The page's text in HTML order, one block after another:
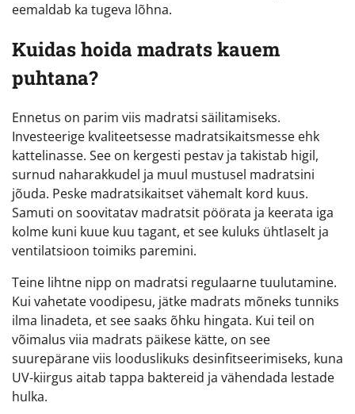
eemaldab ka tugeva lõhna.
Kuidas hoida madrats kauem
puhtana?
Ennetus on parim viis madratsi säilitamiseks.
Investeerige kvaliteetsesse madratsikaitsmesse ehk
kattelinasse. See on kergesti pestav ja takistab higil,
surnud naharakkudel ja muul mustusel madratsini
jõuda. Peske madratsikaitset vähemalt kord kuus.
Samuti on soovitatav madratsit pöörata ja keerata iga
kolme kuni kuue kuu tagant, et see kuluks ühtlaselt ja
ventilatsioon toimiks paremini.
Teine lihtne nipp on madratsi regulaarne tuulutamine.
Kui vahetate voodipesu, jätke madrats mõneks tunniks
ilma linadeta, et see saaks õhku hingata. Kui teil on
võimalus viia madrats päikese kätte, on see
suurepärane viis looduslikuks desinfitseerimiseks, kuna
UV-kiirgus aitab tappa baktereid ja vähendada lestade
hulka.